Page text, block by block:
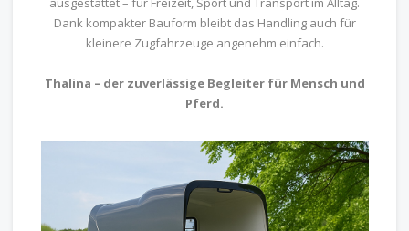
Dank kompakter Bauform bleibt das Handling auch für
kleinere Zugfahrzeuge angenehm einfach.
Thalina – der zuverlässige Begleiter für Mensch und
Pferd.